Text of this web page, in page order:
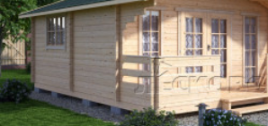
Веранды
Хоз. блоки
Садовая мебель
Будки для собак
Фотогалерея